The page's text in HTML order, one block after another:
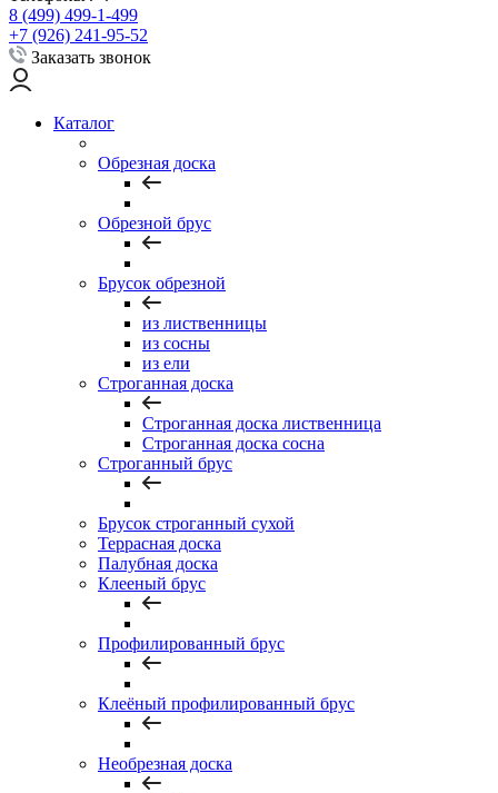
8 (499) 499-1-499
+7 (926) 241-95-52
Заказать звонок
Каталог
Обрезная доска
Обрезной брус
Брусок обрезной
из лиственницы
из сосны
из ели
Строганная доска
Строганная доска лиственница
Строганная доска сосна
Строганный брус
Брусок строганный сухой
Террасная доска
Палубная доска
Клееный брус
Профилированный брус
Клеёный профилированный брус
Необрезная доска